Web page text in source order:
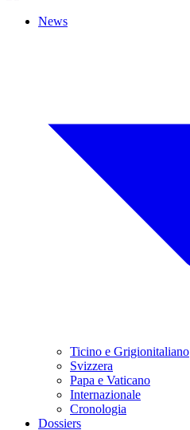
News
Ticino e Grigionitaliano
Svizzera
Papa e Vaticano
Internazionale
Cronologia
Dossiers